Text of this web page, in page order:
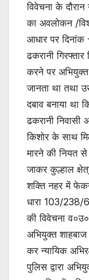
विवेचना के
का अवलोकन /
आधार पर दिनांक
ढकरानी
करने पर अभियुक्त
जानता था तथा
दबाव बनाया था
ढकरानी निवासी
किशोर के साथ
मारने की नियत
जाकर कुल्हाल
शक्ति नहर में
धारा 103/238/
की विवेचना
अभियुक्त शाहबाज
कर न्यायिक
पुलिस द्वारा